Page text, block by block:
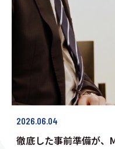
2026.06.04
徹底した事前準備が、